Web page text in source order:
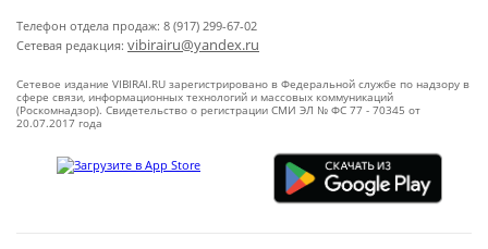
Телефон отдела продаж: 8 (917) 299-67-02
Сетевая редакция: vibirairu@yandex.ru
Сетевое издание VIBIRAI.RU зарегистрировано в Федеральной службе по надзору в
сфере связи, информационных технологий и массовых коммуникаций
(Роскомнадзор). Свидетельство о регистрации СМИ ЭЛ № ФС 77 - 70345 от
20.07.2017 года